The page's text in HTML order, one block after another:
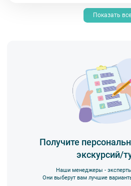
Показать все
Получите
экскурсий/
Наши менеджеры -
Они выберут вам лучшие